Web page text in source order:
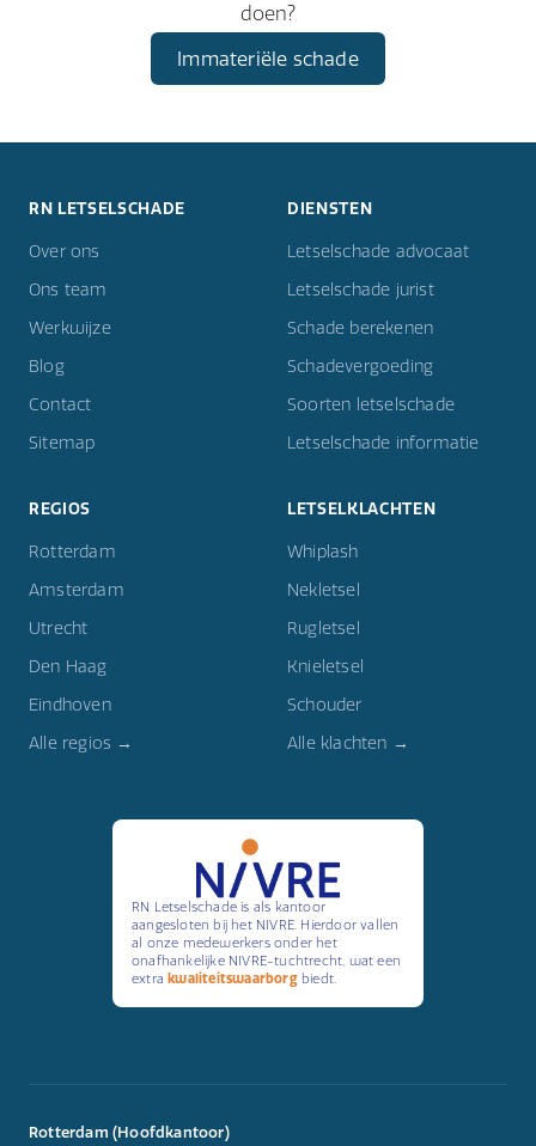
doen?
Immateriële schade
RN LETSELSCHADE
Over ons
Ons team
Werkwijze
Blog
Contact
Sitemap
DIENSTEN
Letselschade advocaat
Letselschade jurist
Schade berekenen
Schadevergoeding
Soorten letselschade
Letselschade informatie
REGIOS
Rotterdam
Amsterdam
Utrecht
Den Haag
Eindhoven
Alle regios →
LETSELKLACHTEN
Whiplash
Nekletsel
Rugletsel
Knieletsel
Schouder
Alle klachten →
RN Letselschade is als kantoor
aangesloten bij het NIVRE. Hierdoor vallen
al onze medewerkers onder het
onafhankelijke NIVRE-tuchtrecht, wat een
extrakwaliteitswaarborgbiedt.
Rotterdam (Hoofdkantoor)